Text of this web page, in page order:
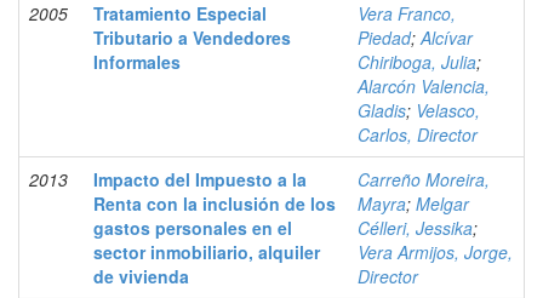
2005
Tratamiento Especial
Tributario a Vendedores
Informales
Vera Franco,
Piedad;Alcívar
Chiriboga, Julia;
Alarcón Valencia,
Gladis; Velasco,
Carlos, Director
2013
Impacto del Impuesto a la
Renta con la inclusión de los
gastos personales en el
sector inmobiliario, alquiler
de vivienda
Carreño Moreira,
Mayra; Melgar
Célleri, Jessika;
Vera Armijos, Jorge,
Director